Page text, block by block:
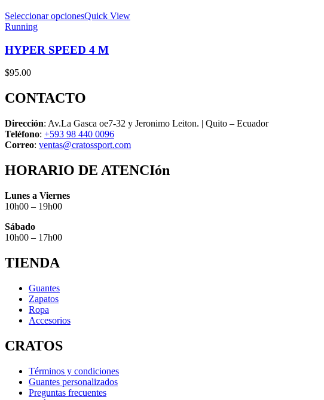
Seleccionar opcionesQuick View
Running
HYPER SPEED 4 M
$95.00
CONTACTO
Dirección: Av.La Gasca oe7-32 y Jeronimo Leiton. | Quito – Ecuador
Teléfono: +593 98 440 0096
Correo: ventas@cratossport.com
HORARIO DE ATENCIón
Lunes a Viernes
10h00 – 19h00
Sábado
10h00 – 17h00
TIENDA
Guantes
Zapatos
Ropa
Accesorios
CRATOS
Términos y condiciones
Guantes personalizados
Preguntas frecuentes